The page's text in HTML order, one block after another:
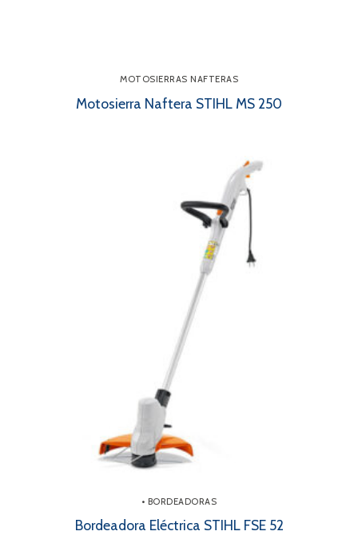
MOTOSIERRAS NAFTERAS
Motosierra Naftera STIHL MS 250
• BORDEADORAS
Bordeadora Eléctrica STIHL FSE 52